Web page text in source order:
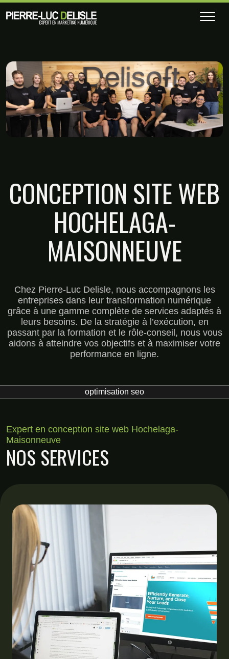
CONCEPTION SITE WEB
HOCHELAGA-
MAISONNEUVE
Chez Pierre-Luc Delisle, nous accompagnons les
entreprises dans leur transformation numérique
grâce à une gamme complète de services adaptés à
leurs besoins. De la stratégie à l’exécution, en
passant par la formation et le rôle-conseil, nous vous
aidons à atteindre vos objectifs et à maximiser votre
performance en ligne.
optimisation seo
Expert en conception site web Hochelaga-
Maisonneuve
NOS SERVICES